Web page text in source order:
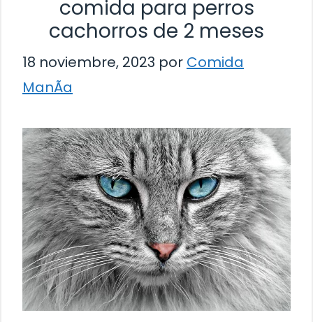
comida para perros
cachorros de 2 meses
18 noviembre, 2023 por Comida
ManÃ­a